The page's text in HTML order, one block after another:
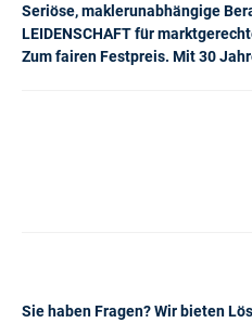
Seriöse, maklerunabhängige
LEIDENSCHAFT für
Zum fairen Festpreis. Mit 30
Sie haben Fragen? Wir bieten